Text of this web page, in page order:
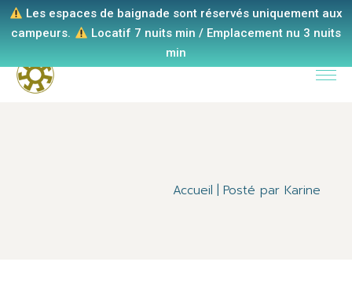
Les espaces de baignade sont réservés uniquement aux
campeurs.
Locatif 7 nuits min / Emplacement nu 3 nuits
min
Skip
to
Accueil Posté par Karine